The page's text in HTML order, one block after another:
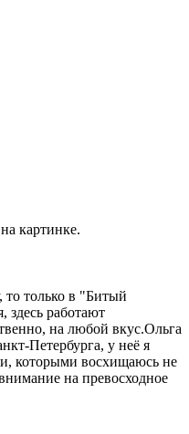
картинке.
то только в "Битый
здесь работают
на любой вкус.Ольга
Петербурга, у неё я
которыми восхищаюсь не
на превосходное